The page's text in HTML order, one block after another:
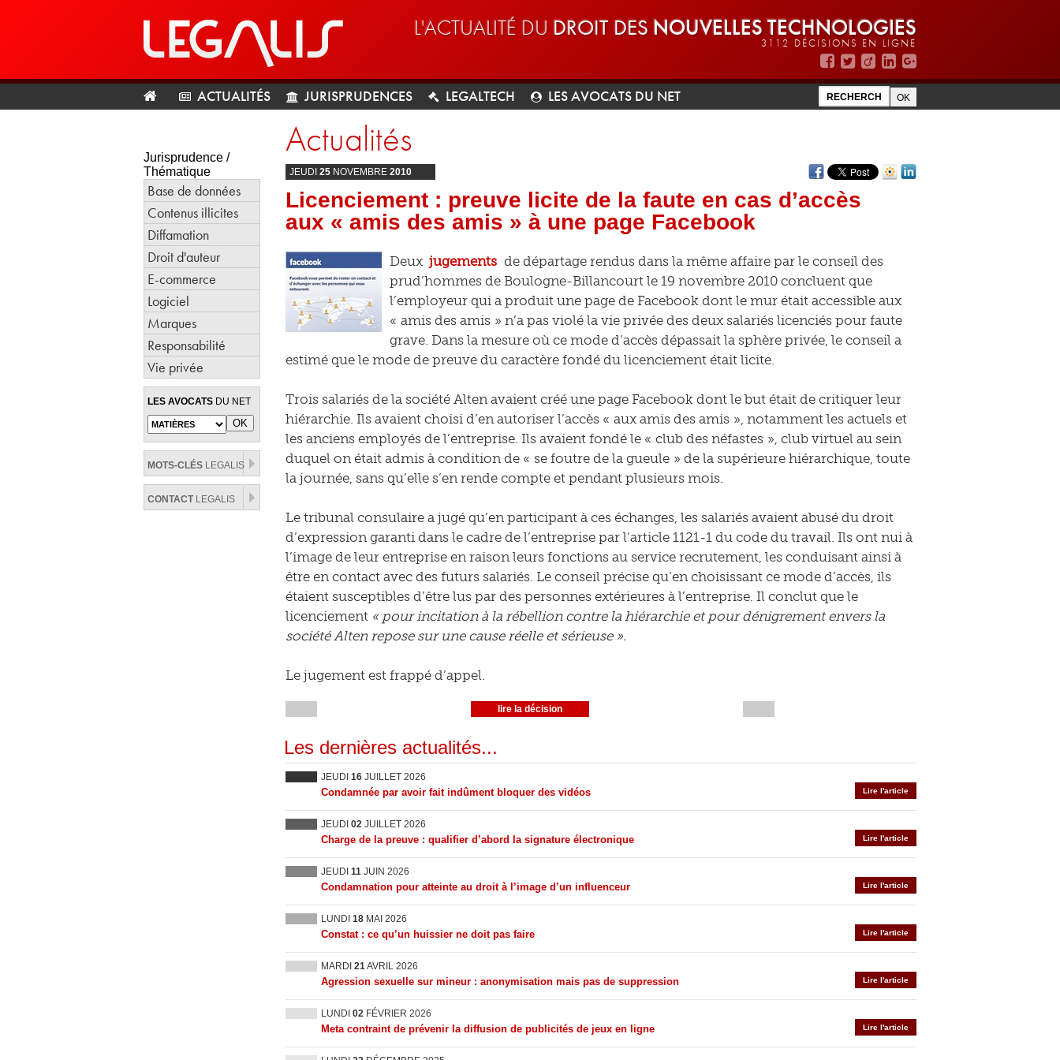
L'ACTUALITÉ DU DROIT DES NOUVELLES TECHNOLOGIES
3112 DÉCISIONS EN LIGNE
ACTUALITÉS JURISPRUDENCES LEGALTECH LES AVOCATS DU NET
Jurisprudence /
Thématique
Base de données
Contenus illicites
Diffamation
Droit d'auteur
E-commerce
Logiciel
Marques
Responsabilité
Vie privée
LES AVOCATS DU NET
MOTS-CLÉS LEGALIS
CONTACTLEGALIS
Actualités
JEUDI 25 NOVEMBRE 2010
Licenciement : preuve licite de la faute en cas d’accès
aux « amis des amis » à une page Facebook
Deux jugements de départage rendus dans la même affaire par le conseil des
prud’hommes de Boulogne-Billancourt le 19 novembre 2010 concluent que
l’employeur qui a produit une page de Facebook dont le mur était accessible aux
« amis des amis » n’a pas violé la vie privée des deux salariés licenciés pour faute
grave. Dans la mesure où ce mode d’accès dépassait la sphère privée, le conseil a
estimé que le mode de preuve du caractère fondé du licenciement était licite.
Trois salariés de la société Alten avaient créé une page Facebook dont le but était de critiquer leur
hiérarchie. Ils avaient choisi d’en autoriser l’accès « aux amis des amis », notamment les actuels et
les anciens employés de l’entreprise. Ils avaient fondé le « club des néfastes », club virtuel au sein
duquel on était admis à condition de « se foutre de la gueule » de la supérieure hiérarchique, toute
la journée, sans qu’elle s’en rende compte et pendant plusieurs mois.
Le tribunal consulaire a jugé qu’en participant à ces échanges, les salariés avaient abusé du droit
d’expression garanti dans le cadre de l’entreprise par l’article 1121-1 du code du travail. Ils ont nui à
l’image de leur entreprise en raison leurs fonctions au service recrutement, les conduisant ainsi à
être en contact avec des futurs salariés. Le conseil précise qu’en choisissant ce mode d’accès, ils
étaient susceptibles d’être lus par des personnes extérieures à l’entreprise. Il conclut que le
licenciement « pour incitation à la rébellion contre la hiérarchie et pour dénigrement envers la
société Alten repose sur une cause réelle et sérieuse ».
Le jugement est frappé d’appel.
lire la décision
Les dernières actualités...
JEUDI 16 JUILLET 2026
Lire l'article
Condamnée par avoir fait indûment bloquer des vidéos
JEUDI 02 JUILLET 2026
Lire l'article
Charge de la preuve : qualifier d’abord la signature électronique
JEUDI 11 JUIN 2026
Lire l'article
Condamnation pour atteinte au droit à l’image d’un influenceur
LUNDI 18 MAI 2026
Lire l'article
Constat : ce qu’un huissier ne doit pas faire
MARDI 21AVRIL 2026
Lire l'article
Agression sexuelle sur mineur : anonymisation mais pas de suppression
LUNDI 02 FÉVRIER 2026
Lire l'article
Meta contraint de prévenir la diffusion de publicités de jeux en ligne